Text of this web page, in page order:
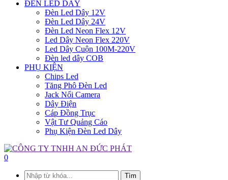
ĐÈN LED DÂY
Đèn Led Dây 12V
Đèn Led Dây 24V
Đèn Led Neon Flex 12V
Led Dây Neon Flex 220V
Led Dây Cuộn 100M-220V
Đèn led dây COB
PHỤ KIỆN
Chips Led
Tăng Phô Đèn Led
Jack Nối Camera
Dây Điện
Cáp Đồng Trục
Vật Tư Quảng Cáo
Phụ Kiện Đèn Led Dây
0
Tìm